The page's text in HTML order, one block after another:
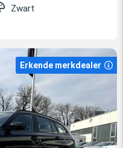
Zwart
Erkende merkdealer